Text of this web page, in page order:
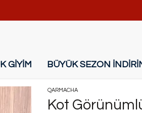
GİYİM BÜYÜK SEZON
QARMACHA
Kot